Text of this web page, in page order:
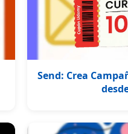
Send: Crea